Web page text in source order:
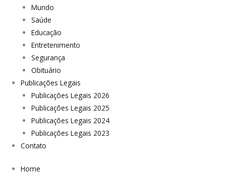
Mundo
Saúde
Educação
Entretenimento
Segurança
Obituário
Publicações Legais
Publicações Legais 2026
Publicações Legais 2025
Publicações Legais 2024
Publicações Legais 2023
Contato
Home